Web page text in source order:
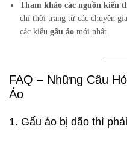
Tham khảo các nguồn kiến
chí thời trang từ các chuyên
các kiểugấu áo mới nhất.
FAQ – Những Câu
Áo
1. Gấu áo bị dão thì